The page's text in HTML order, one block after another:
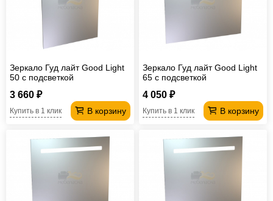
прихожей
под
компьютер
Мебель
для
ванной
Мебель
трансформер
Матрасы
Кресла-
Зеркало Гуд лайт Good Light
50 с подсветкой
3 660 ₽
В корзину
Купить в 1 клик
Зеркало Гуд лайт Good Light
65 с подсветкой
4 050 ₽
В корзину
Купить в 1 клик